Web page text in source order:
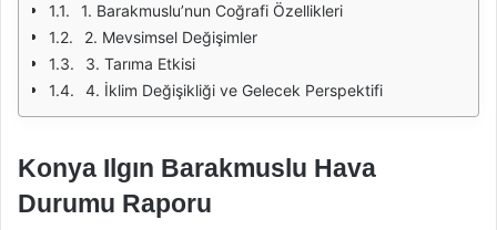
1. Barakmuslu’nun Coğrafi Özellikleri
2. Mevsimsel Değişimler
3. Tarıma Etkisi
4. İklim Değişikliği ve Gelecek Perspektifi
Konya Ilgın Barakmuslu Hava
Durumu Raporu